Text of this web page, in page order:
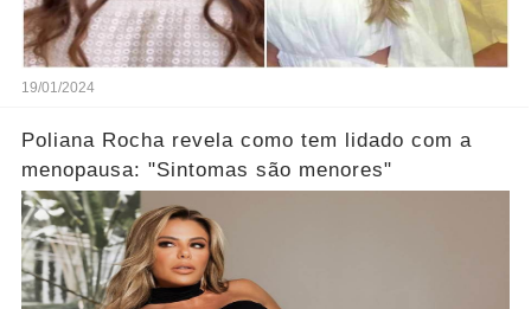
19/01/2024
Poliana Rocha revela como tem lidado com a
menopausa: "Sintomas são menores"